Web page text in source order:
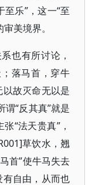
至乐”，这一“至
美境界。
也有所讨论，
落马首，穿牛
故灭命无以是
“反其真”就是
“法天贵真”，
草饮水，翘
首”使牛马失去
自由，从而也